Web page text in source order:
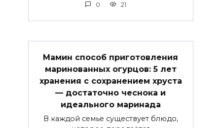
0 21
Мамин способ приготовления
маринованных огурцов: 5 лет
хранения с сохранением хруста
— достаточно чеснока и
идеального маринада
В каждой семье существует блюдо,